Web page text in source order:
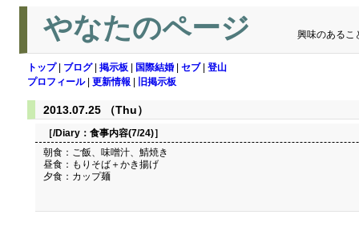
やなたのページ 興味のあるこ
トップ| ブログ| 掲示板 国際結婚 セブ| 登山
プロフィール| 更新情報 旧掲示板
2013.07.25 （Thu）
［/Diary： 食事内容(7/24)］
朝食：ご飯、味噌汁、鯖焼き
昼食：もりそば＋かき揚げ
夕食：カップ麺